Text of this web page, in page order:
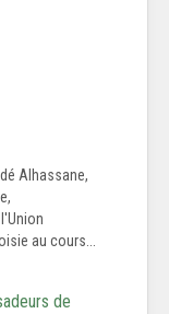
Alhassane,
au cours...
de